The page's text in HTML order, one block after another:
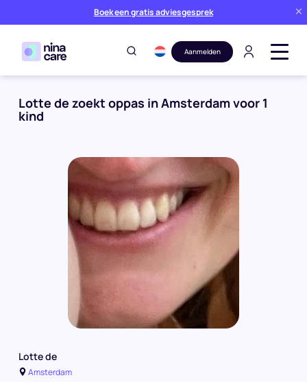
Boek een gratis adviesgesprek
Aanmelden
Oppaswerk Amsterdam aanvraagLotte de
Lotte de zoekt oppas in Amsterdam voor 1
kind
Lotte de
Amsterdam